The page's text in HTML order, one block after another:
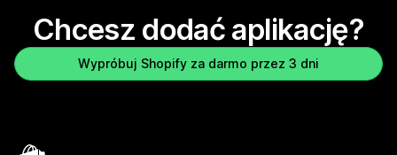
Chcesz dodać aplikację?
Wypróbuj Shopify za darmo przez 3 dni